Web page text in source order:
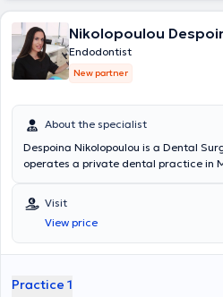
Nikolopoulou
Endodontist
New partner
About the specialist
Despoina Nikolopoulou is a Dental
operates a private dental practice in
Athens and holds a postgraduate
University of Central Lancashire. She
training, having worked in major
United Kingdom.
Visit
View price
Practice 1